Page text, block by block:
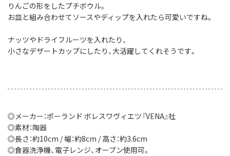
りんごの形をしたプチボウル。
お皿と組み合わせてソースやディップを入れたら可愛いですね。
ナッツやドライフルーツを入れたり、
小さなデザートカップにしたり、大活躍してくれそうです。
◎メーカー：ポーランド ボレスワヴィエツ『VENA』社
◎素材：陶器
◎長さ：約10cm / 幅：約8cm / 高さ：約3.6cm
◎食器洗浄機、電子レンジ、オーブン使用可。